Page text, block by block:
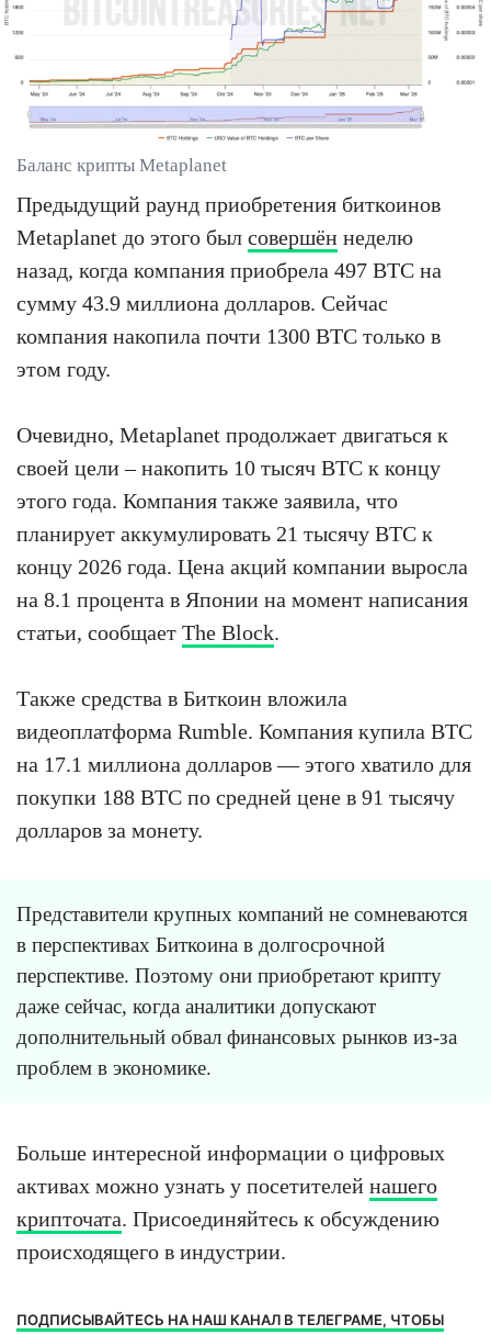
Баланс крипты Metaplanet
Предыдущий раунд приобретения биткоинов
Metaplanet до этого был совершён неделю
назад, когда компания приобрела 497 BTC на
сумму 43.9 миллиона долларов. Сейчас
компания накопила почти 1300 BTC только в
этом году.
Очевидно, Metaplanet продолжает двигаться к
своей цели – накопить 10 тысяч BTC к концу
этого года. Компания также заявила, что
планирует аккумулировать 21 тысячу BTC к
концу 2026 года. Цена акций компании выросла
на 8.1 процента в Японии на момент написания
статьи, сообщает The Block.
Также средства в Биткоин вложила
видеоплатформа Rumble. Компания купила BTC
на 17.1 миллиона долларов — этого хватило для
покупки 188 BTC по средней цене в 91 тысячу
долларов за монету.
Представители крупных компаний не сомневаются
в перспективах Биткоина в долгосрочной
перспективе. Поэтому они приобретают крипту
даже сейчас, когда аналитики допускают
дополнительный обвал финансовых рынков из-за
проблем в экономике.
Больше интересной информации о цифровых
активах можно узнать у посетителей нашего
крипточата. Присоединяйтесь к обсуждению
происходящего в индустрии.
ПОДПИСЫВАЙТЕСЬ НА НАШ КАНАЛ В ТЕЛЕГРАМЕ, ЧТОБЫ